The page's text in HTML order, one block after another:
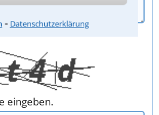
⁃ Datenschutzerklärung
eingeben.